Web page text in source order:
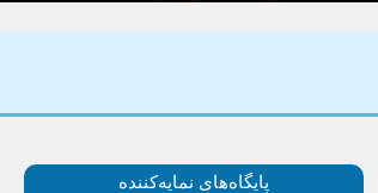
پايگاه‌های نمايه‌كننده